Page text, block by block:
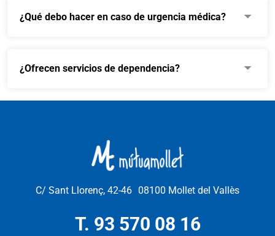
¿Qué debo hacer en caso de urgencia médica?
¿Ofrecen servicios de dependencia?
C/ Sant Llorenç, 42-46 08100 Mollet del Vallès
T. 93 570 08 16